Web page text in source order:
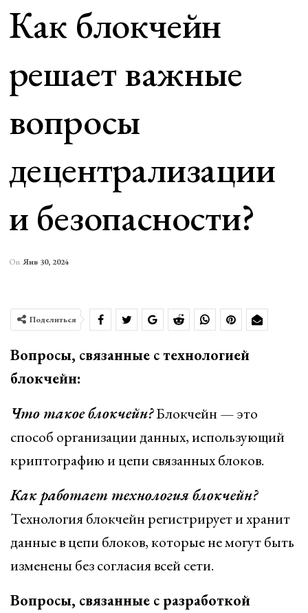
Как блокчейн
решает важные
вопросы
децентрализации
и безопасности?
On Янв 30, 2024
Поделиться
Вопросы, связанные с технологией
блокчейн:
Что такое блокчейн?Блокчейн — это
способ организации данных, использующий
криптографию и цепи связанных блоков.
Как работает технология блокчейн?
Технология блокчейн регистрирует и хранит
данные в цепи блоков, которые не могут быть
изменены без согласия всей сети.
Вопросы, связанные с разработкой